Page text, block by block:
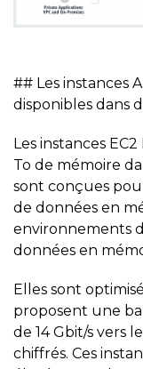
## Les instances
disponibles dans
Les instances
To de mémoire
sont conçues
de données en
environnements
données en
Elles sont
proposent une
de 14 Gbit/s vers
chiffrés. Ces